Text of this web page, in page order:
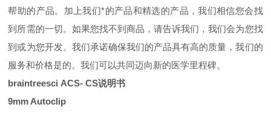
帮助的产品。加上我们*的产品和精选的产品，我们相信您会找
到所需的一切。如果您找不到商品，请告诉我们，我们会为您找
到或为您开发。我们承诺确保我们的产品具有高的质量，我们的
服务和价格是的。我们可以共同迈向新的医学里程碑。
braintreesci ACS- CS说明书
9mm Autoclip